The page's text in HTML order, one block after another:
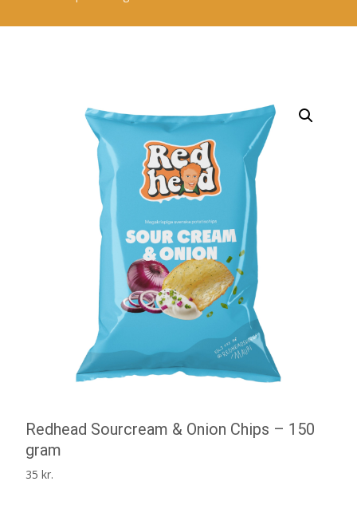
Redhead Sourcream & Onion Chips – 150
gram
35 kr.